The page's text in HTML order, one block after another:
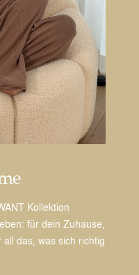
Kollektion
für dein Zuhause,
das, was sich richtig